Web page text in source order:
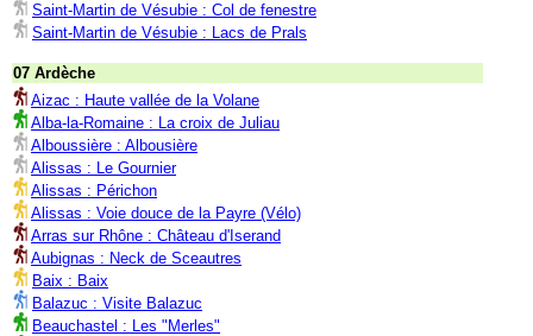
Saint-Martin de Vésubie : Col de fenestre
Saint-Martin de Vésubie : Lacs de Prals
07 Ardèche
Aizac : Haute vallée de la Volane
Alba-la-Romaine : La croix de Juliau
Alboussière : Albousière
Alissas : Le Gournier
Alissas : Périchon
Alissas : Voie douce de la Payre (Vélo)
Arras sur Rhône : Château d'Iserand
Aubignas : Neck de Sceautres
Baix : Baix
Balazuc : Visite Balazuc
Beauchastel : Les "Merles"